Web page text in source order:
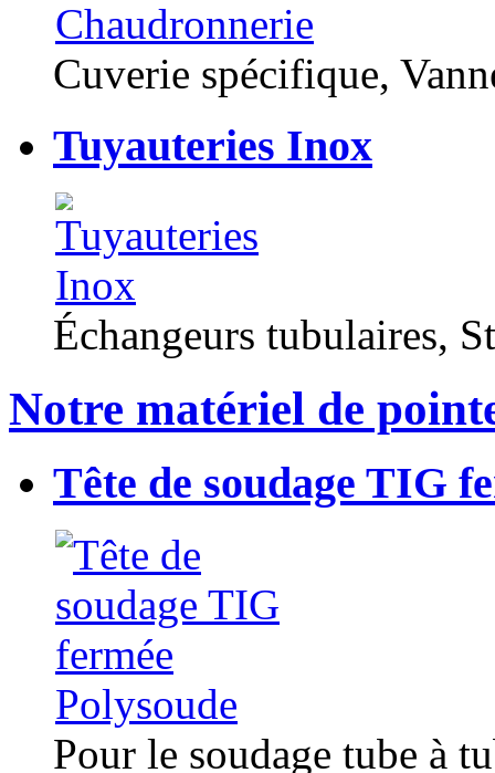
Cuverie spécifique,
Tuyauteries Inox
Échangeurs tubulaires,
Notre matériel de
Tête de soudage TIG
Pour le soudage tube à